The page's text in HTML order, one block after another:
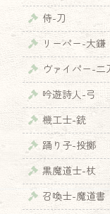
侍-刀
リーパー-大鎌
ヴァイパー-二
吟遊詩人-弓
機工士-銃
踊り子-投擲
黒魔道士-杖
召喚士-魔道書